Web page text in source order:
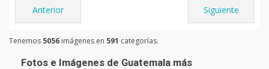
Anterior Siguiente
Tenemos 5056 imágenes en 591 categorías.
Fotos e Imágenes de Guatemala más